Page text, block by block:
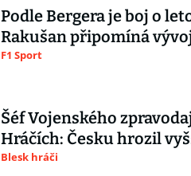
Podle Bergera je boj o
Rakušan připomíná
F1 Sport
Šéf Vojenského
Hráčích: Česku hrozil
Blesk hráči